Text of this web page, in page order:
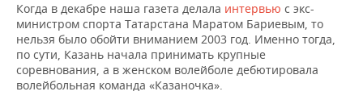
КИБЕРСПОРТ
ФИГУРНОЕ КАТАНИЕ
ВОДНЫЕ ВИДЫ СПОРТА
КУЛЬТУРА
МЕДИЦИНА
ОБРАЗОВАНИЕ
СПИСОК КОМПАНИЙ
Когда в декабре наша газета делала интервью с экс-
министром спорта Татарстана Маратом Бариевым, то
нельзя было обойти вниманием 2003 год. Именно тогда,
по сути, Казань начала принимать крупные
соревнования, а в женском волейболе дебютировала
волейбольная команда «Казаночка».